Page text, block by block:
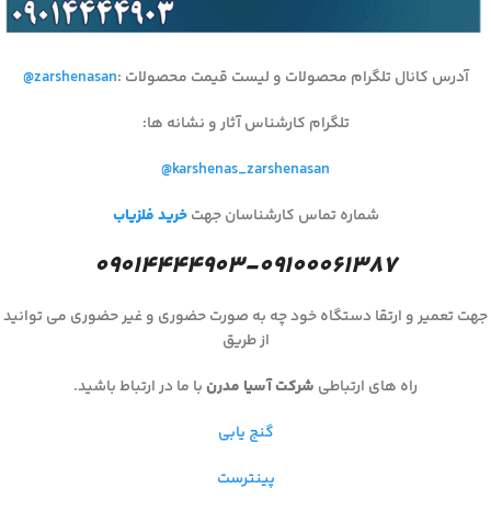
آدرس کانال تلگرام محصولات و لیست قیمت محصولات :
@zarshenasan
تلگرام کارشناس آثار و نشانه ها:
@karshenas_zarshenasan
شماره تماس کارشناسان جهتخرید فلزیاب
۰۹۰۱۴۴۴۴۹۰۳-۰۹۱۰۰۰۶۱۳۸۷
جهت تعمیر و ارتقا دستگاه خود چه به صورت حضوری و غیر حضوری می توانید
از طریق
راه های ارتباطی شرکت آسیا مدرنبا ما در ارتباط باشید.
گنج یابی
پینترست